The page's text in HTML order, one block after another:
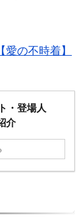
【愛の不時着】
・登場人
介